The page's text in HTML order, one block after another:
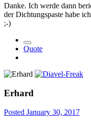
Danke. Ich werde dann
der Dichtungspaste habe
;-)
Quote
Erhard
Posted January 30, 2017